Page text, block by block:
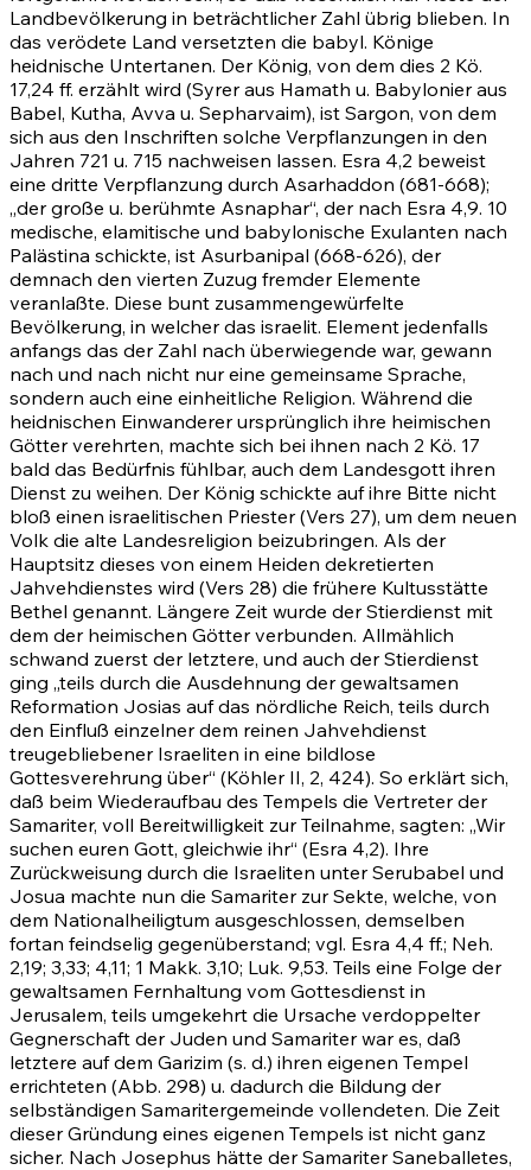
Landbevölkerung in beträchtlicher Zahl übrig blieben. In
das verödete Land versetzten die babyl. Könige
heidnische Untertanen. Der König, von dem dies 2 Kö.
17,24 ff. erzählt wird (Syrer aus Hamath u. Babylonier aus
Babel, Kutha, Avva u. Sepharvaim), ist Sargon, von dem
sich aus den Inschriften solche Verpflanzungen in den
Jahren 721 u. 715 nachweisen lassen. Esra 4,2 beweist
eine dritte Verpflanzung durch Asarhaddon (681-668);
„der große u. berühmte Asnaphar“, der nach Esra 4,9. 10
medische, elamitische und babylonische Exulanten nach
Palästina schickte, ist Asurbanipal (668-626), der
demnach den vierten Zuzug fremder Elemente
veranlaßte. Diese bunt zusammengewürfelte
Bevölkerung, in welcher das israelit. Element jedenfalls
anfangs das der Zahl nach überwiegende war, gewann
nach und nach nicht nur eine gemeinsame Sprache,
sondern auch eine einheitliche Religion. Während die
heidnischen Einwanderer ursprünglich ihre heimischen
Götter verehrten, machte sich bei ihnen nach 2 Kö. 17
bald das Bedürfnis fühlbar, auch dem Landesgott ihren
Dienst zu weihen. Der König schickte auf ihre Bitte nicht
bloß einen israelitischen Priester (Vers 27), um dem neuen
Volk die alte Landesreligion beizubringen. Als der
Hauptsitz dieses von einem Heiden dekretierten
Jahvehdienstes wird (Vers 28) die frühere Kultusstätte
Bethel genannt. Längere Zeit wurde der Stierdienst mit
dem der heimischen Götter verbunden. Allmählich
schwand zuerst der letztere, und auch der Stierdienst
ging „teils durch die Ausdehnung der gewaltsamen
Reformation Josias auf das nördliche Reich, teils durch
den Einfluß einzelner dem reinen Jahvehdienst
treugebliebener Israeliten in eine bildlose
Gottesverehrung über“ (Köhler II, 2, 424). So erklärt sich,
daß beim Wiederaufbau des Tempels die Vertreter der
Samariter, voll Bereitwilligkeit zur Teilnahme, sagten: „Wir
suchen euren Gott, gleichwie ihr“ (Esra 4,2). Ihre
Zurückweisung durch die Israeliten unter Serubabel und
Josua machte nun die Samariter zur Sekte, welche, von
dem Nationalheiligtum ausgeschlossen, demselben
fortan feindselig gegenüberstand; vgl. Esra 4,4 ff.; Neh.
2,19; 3,33; 4,11; 1 Makk. 3,10; Luk. 9,53. Teils eine Folge der
gewaltsamen Fernhaltung vom Gottesdienst in
Jerusalem, teils umgekehrt die Ursache verdoppelter
Gegnerschaft der Juden und Samariter war es, daß
letztere auf dem Garizim (s. d.) ihren eigenen Tempel
errichteten (Abb. 298) u. dadurch die Bildung der
selbständigen Samaritergemeinde vollendeten. Die Zeit
dieser Gründung eines eigenen Tempels ist nicht ganz
sicher. Nach Josephus hätte der Samariter Saneballetes,